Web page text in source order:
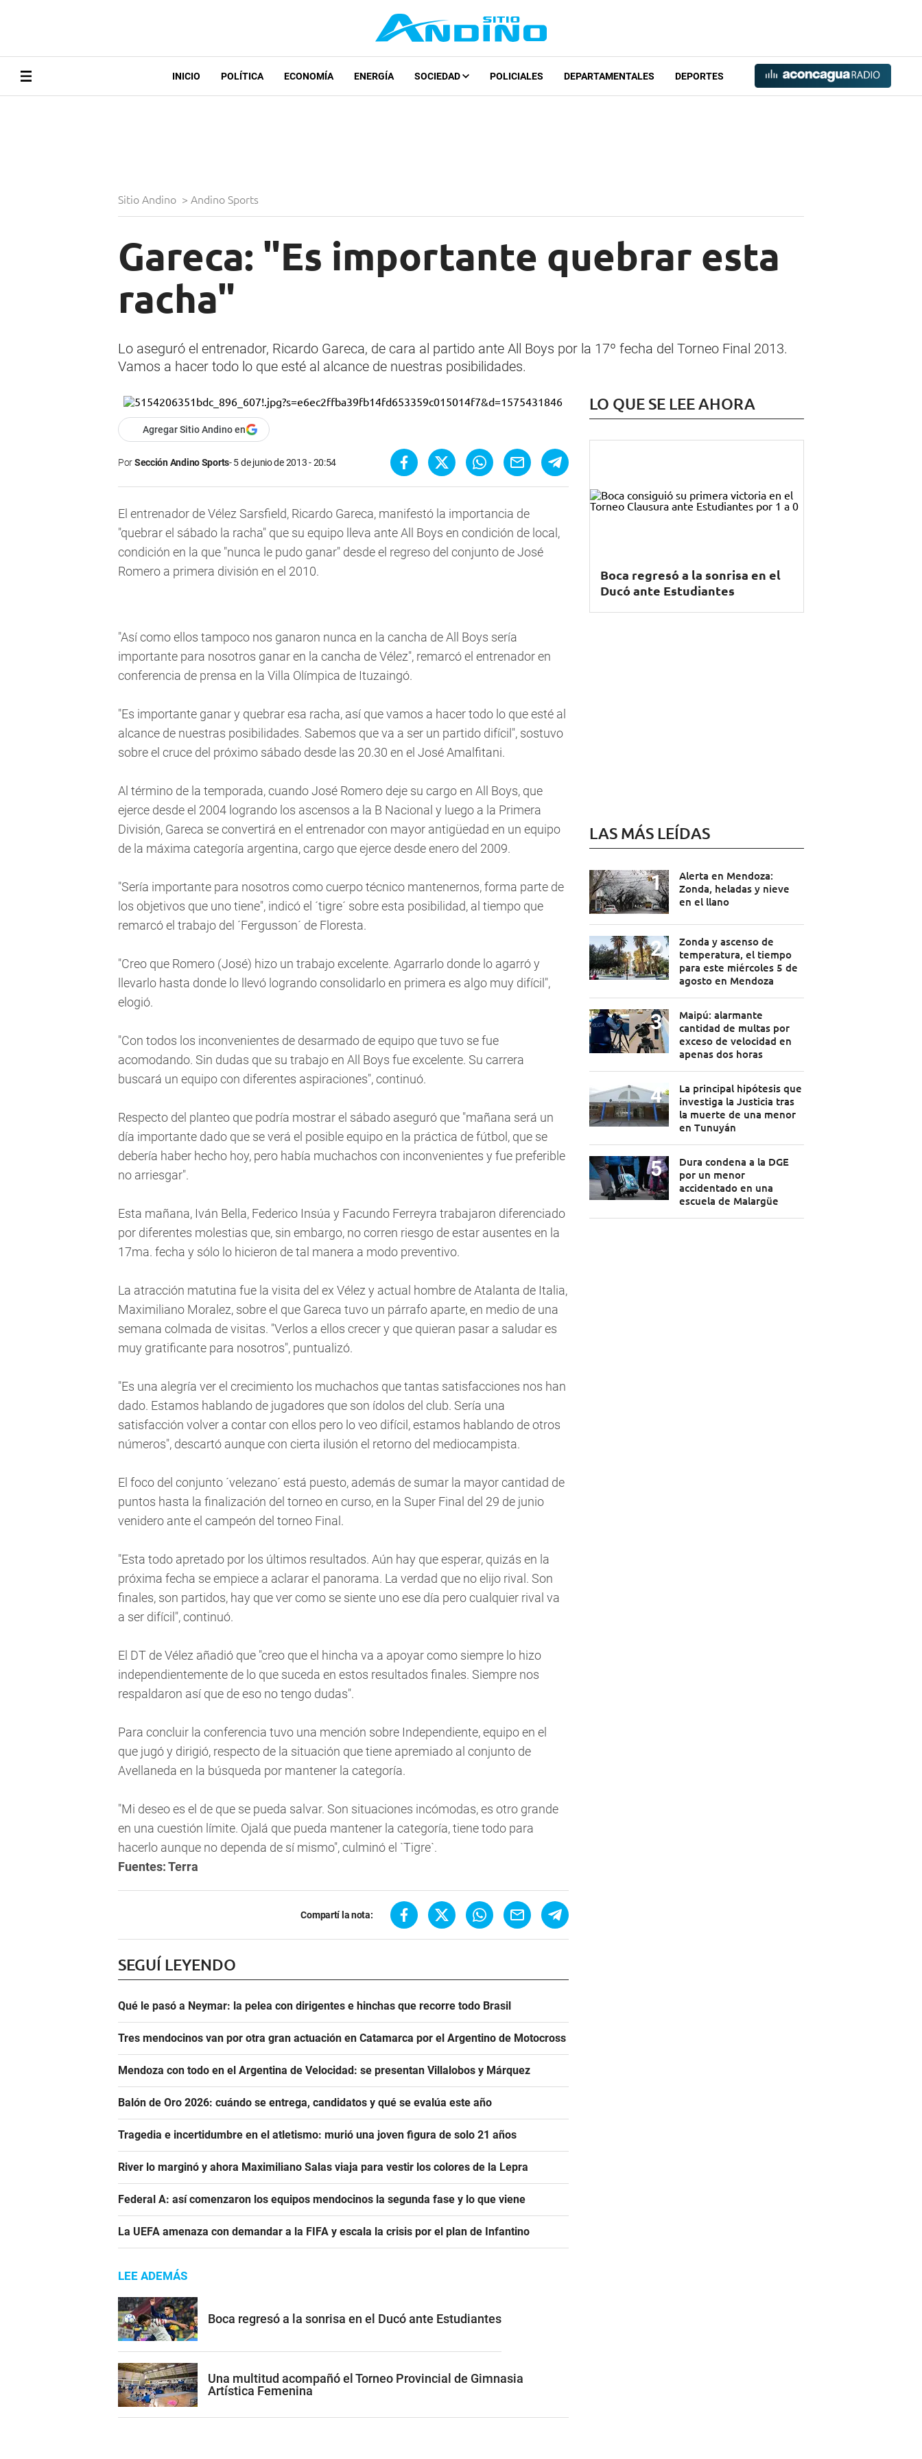
INICIO POLÍTICA ECONOMÍA ENERGÍA SOCIEDAD POLICIALES DEPARTAMENTALES DEPORTES
Sitio Andino > Andino Sports
Gareca: "Es importante quebrar esta
racha"
Lo aseguró el entrenador, Ricardo Gareca, de cara al partido ante All Boys por la 17º fecha del Torneo Final 2013.
Vamos a hacer todo lo que esté al alcance de nuestras posibilidades.
Agregar Sitio Andino en
PorSección Andino Sports 5 de junio de 2013 - 20:54
El entrenador de Vélez Sarsfield, Ricardo Gareca, manifestó la importancia de
"quebrar el sábado la racha" que su equipo lleva ante All Boys en condición de local,
condición en la que "nunca le pudo ganar" desde el regreso del conjunto de José
Romero a primera división en el 2010.
"Así como ellos tampoco nos ganaron nunca en la cancha de All Boys sería
importante para nosotros ganar en la cancha de Vélez", remarcó el entrenador en
conferencia de prensa en la Villa Olímpica de Ituzaingó.
"Es importante ganar y quebrar esa racha, así que vamos a hacer todo lo que esté al
alcance de nuestras posibilidades. Sabemos que va a ser un partido difícil", sostuvo
sobre el cruce del próximo sábado desde las 20.30 en el José Amalfitani.
Al término de la temporada, cuando José Romero deje su cargo en All Boys, que
ejerce desde el 2004 logrando los ascensos a la B Nacional y luego a la Primera
División, Gareca se convertirá en el entrenador con mayor antigüedad en un equipo
de la máxima categoría argentina, cargo que ejerce desde enero del 2009.
"Sería importante para nosotros como cuerpo técnico mantenernos, forma parte de
los objetivos que uno tiene", indicó el ´tigre´ sobre esta posibilidad, al tiempo que
remarcó el trabajo del ´Fergusson´ de Floresta.
"Creo que Romero (José) hizo un trabajo excelente. Agarrarlo donde lo agarró y
llevarlo hasta donde lo llevó logrando consolidarlo en primera es algo muy difícil",
elogió.
"Con todos los inconvenientes de desarmado de equipo que tuvo se fue
acomodando. Sin dudas que su trabajo en All Boys fue excelente. Su carrera
buscará un equipo con diferentes aspiraciones", continuó.
Respecto del planteo que podría mostrar el sábado aseguró que "mañana será un
día importante dado que se verá el posible equipo en la práctica de fútbol, que se
debería haber hecho hoy, pero había muchachos con inconvenientes y fue preferible
no arriesgar".
Esta mañana, Iván Bella, Federico Insúa y Facundo Ferreyra trabajaron diferenciado
por diferentes molestias que, sin embargo, no corren riesgo de estar ausentes en la
17ma. fecha y sólo lo hicieron de tal manera a modo preventivo.
La atracción matutina fue la visita del ex Vélez y actual hombre de Atalanta de Italia,
Maximiliano Moralez, sobre el que Gareca tuvo un párrafo aparte, en medio de una
semana colmada de visitas. "Verlos a ellos crecer y que quieran pasar a saludar es
muy gratificante para nosotros", puntualizó.
"Es una alegría ver el crecimiento los muchachos que tantas satisfacciones nos han
dado. Estamos hablando de jugadores que son ídolos del club. Sería una
satisfacción volver a contar con ellos pero lo veo difícil, estamos hablando de otros
números", descartó aunque con cierta ilusión el retorno del mediocampista.
El foco del conjunto ´velezano´ está puesto, además de sumar la mayor cantidad de
puntos hasta la finalización del torneo en curso, en la Super Final del 29 de junio
venidero ante el campeón del torneo Final.
"Esta todo apretado por los últimos resultados. Aún hay que esperar, quizás en la
próxima fecha se empiece a aclarar el panorama. La verdad que no elijo rival. Son
finales, son partidos, hay que ver como se siente uno ese día pero cualquier rival va
a ser difícil", continuó.
El DT de Vélez añadió que "creo que el hincha va a apoyar como siempre lo hizo
independientemente de lo que suceda en estos resultados finales. Siempre nos
respaldaron así que de eso no tengo dudas".
Para concluir la conferencia tuvo una mención sobre Independiente, equipo en el
que jugó y dirigió, respecto de la situación que tiene apremiado al conjunto de
Avellaneda en la búsqueda por mantener la categoría.
"Mi deseo es el de que se pueda salvar. Son situaciones incómodas, es otro grande
en una cuestión límite. Ojalá que pueda mantener la categoría, tiene todo para
hacerlo aunque no dependa de sí mismo", culminó el `Tigre`.
Fuentes: Terra
Compartí la nota:
SEGUÍ LEYENDO
Qué le pasó a Neymar: la pelea con dirigentes e hinchas que recorre todo Brasil
Tres mendocinos van por otra gran actuación en Catamarca por el Argentino de Motocross
Mendoza con todo en el Argentina de Velocidad: se presentan Villalobos y Márquez
Balón de Oro 2026: cuándo se entrega, candidatos y qué se evalúa este año
Tragedia e incertidumbre en el atletismo: murió una joven figura de solo 21 años
River lo marginó y ahora Maximiliano Salas viaja para vestir los colores de la Lepra
Federal A: así comenzaron los equipos mendocinos la segunda fase y lo que viene
La UEFA amenaza con demandar a la FIFA y escala la crisis por el plan de Infantino
LEE ADEMÁS
Boca regresó a la sonrisa en el Ducó ante Estudiantes
Una multitud acompañó el Torneo Provincial de Gimnasia
Artística Femenina
LO QUE SE LEE AHORA
Boca regresó a la sonrisa en el
Ducó ante Estudiantes
LAS MÁS LEÍDAS
Alerta en Mendoza:
Zonda, heladas y nieve
en el llano
Zonda y ascenso de
temperatura, el tiempo
para este miércoles 5 de
agosto en Mendoza
Maipú: alarmante
cantidad de multas por
exceso de velocidad en
apenas dos horas
La principal hipótesis que
investiga la Justicia tras
la muerte de una menor
en Tunuyán
Dura condena a la DGE
por un menor
accidentado en una
escuela de Malargüe